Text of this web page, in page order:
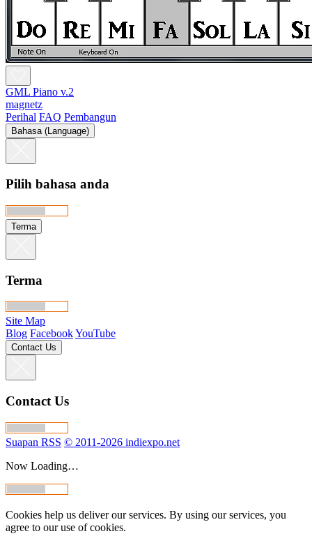
GML Piano v.2
magnetz
Perihal FAQ Pembangun
Bahasa (Language)
Pilih bahasa anda
Terma
Terma
Site Map
Blog FacebookYouTube
Contact Us
Contact Us
Suapan RSS © 2011-2026 indiexpo.net
Now Loading…
Cookies help us deliver our services. By using our services, you
agree to our use of cookies.